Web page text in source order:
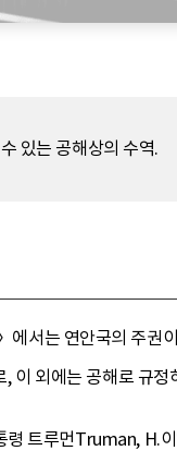
있는 공해상의 수역.
에서는 연안국의 주권
이 외에는 공해로 규정
령 트루먼Truman, H.